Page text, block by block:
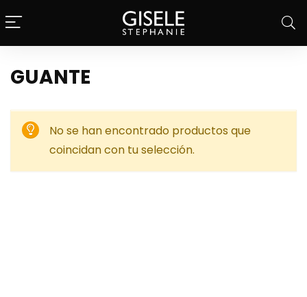
GUANTE
No se han encontrado productos que
coincidan con tu selección.